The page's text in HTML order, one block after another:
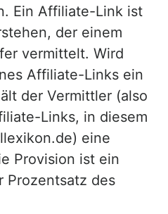
Ein Affiliate-Link ist
der einem
vermittelt. Wird
Affiliate-Links ein
der Vermittler (also
Links, in diesem
eine
Provision ist ein
Prozentsatz des